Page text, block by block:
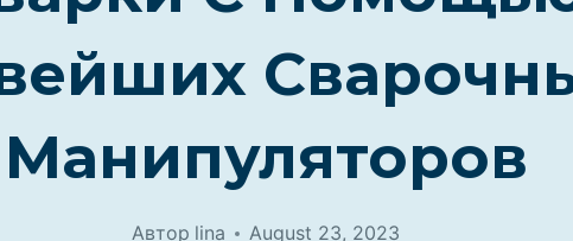
Манипуляторов
Автор lina August 23, 2023